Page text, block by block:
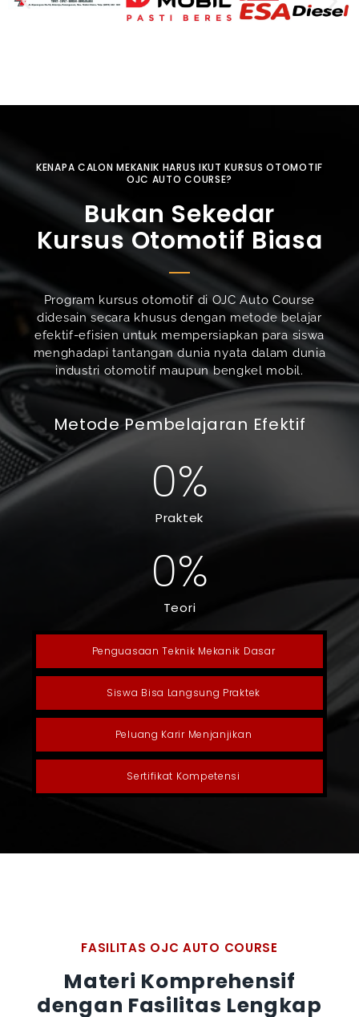
KENAPA CALON MEKANIK HARUS IKUT KURSUS OTOMOTIF
OJC AUTO COURSE?
Bukan Sekedar
Kursus Otomotif Biasa
Program kursus otomotif di OJC Auto Course
didesain secara khusus dengan metode belajar
efektif-efisien untuk mempersiapkan para siswa
menghadapi tantangan dunia nyata dalam dunia
industri otomotif maupun bengkel mobil.
Metode Pembelajaran Efektif
Praktek
0%
Teori
0%
Penguasaan Teknik Mekanik Dasar
Siswa Bisa Langsung Praktek
Peluang Karir Menjanjikan
Sertifikat Kompetensi
FASILITAS OJC AUTO COURSE
Materi Komprehensif
dengan Fasilitas Lengkap